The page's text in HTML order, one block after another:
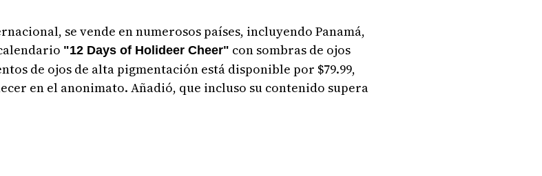
se vende en numerosos países, incluyendo Panamá,
"12 Days of Holideer Cheer" con sombras de ojos
de ojos de alta pigmentación está disponible por $79.99,
en el anonimato. Añadió, que incluso su contenido supera